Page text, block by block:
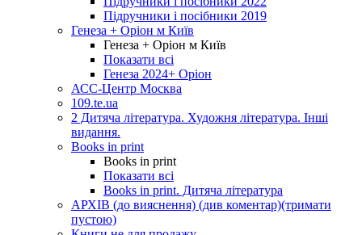
Підручники і посібники 2019
Генеза + Оріон м Київ
Генеза + Оріон м Київ
Показати всі
Генеза 2024+ Оріон
АСС-Центр Москва
109.te.ua
2 Дитяча література. Художня література. Інші
видання.
Books in print
Books in print
Показати всі
Books in print. Дитяча література
АРХІВ (до вияснення) (див коментар)(тримати
пустою)